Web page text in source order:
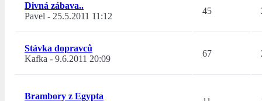
Divná zábava..
Pavel - 25.5.2011 11:12
45
Stávka dopravců
Kafka - 9.6.2011 20:09
67
Brambory z Egypta